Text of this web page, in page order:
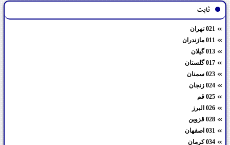
ثابت
021 تهران
011 مازندران
013 گیلان
017 گلستان
023 سمنان
024 زنجان
025 قم
026 البرز
028 قزوین
031 اصفهان
034 کرمان